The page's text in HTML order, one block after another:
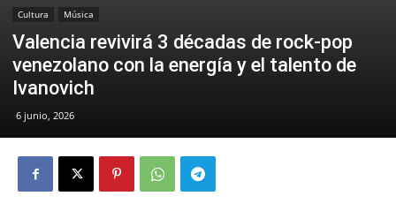
Cultura Música
Valencia revivirá 3 décadas de rock-pop
venezolano con la energía y el talento de
Ivanovich
6 junio, 2026